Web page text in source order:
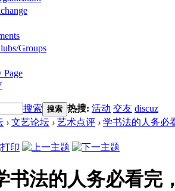
Groups
Page
搜索 搜索 热搜: 活动 交友 discuz
› 文艺论坛 › 艺术点评 › 学书法的人务必
书法的人务必看完